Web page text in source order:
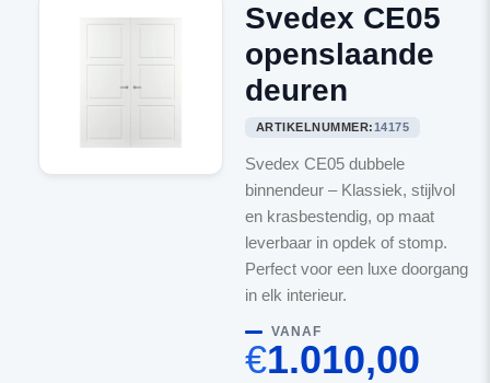
Svedex CE05
openslaande
deuren
ARTIKELNUMMER:14175
Svedex CE05 dubbele
binnendeur – Klassiek, stijlvol
en krasbestendig, op maat
leverbaar in opdek of stomp.
Perfect voor een luxe doorgang
in elk interieur.
VANAF
€1.010,00